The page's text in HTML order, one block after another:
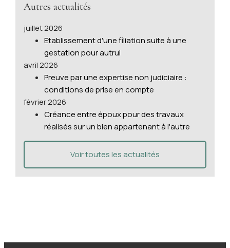
Autres actualités
juillet 2026
Etablissement d'une filiation suite à une
gestation pour autrui
avril 2026
Preuve par une expertise non judiciaire :
conditions de prise en compte
février 2026
Créance entre époux pour des travaux
réalisés sur un bien appartenant à l'autre
Voir toutes les actualités